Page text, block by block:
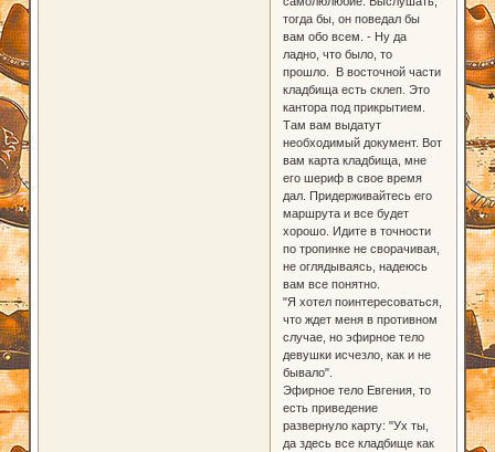
тогда бы, он поведал бы
вам обо всем. - Ну да
ладно, что было, то
прошло. В восточной части
кладбища есть склеп. Это
кантора под прикрытием.
Там вам выдатут
необходимый документ. Вот
вам карта кладбища, мне
его шериф в свое время
дал. Придерживайтесь его
маршрута и все будет
хорошо. Идите в точности
по тропинке не сворачивая,
не оглядываясь, надеюсь
вам все понятно.
"Я хотел поинтересоваться,
что ждет меня в противном
случае, но эфирное тело
девушки исчезло, как и не
бывало".
Эфирное тело Евгения, то
есть приведение
развернуло карту: "Ух ты,
да здесь все кладбище как